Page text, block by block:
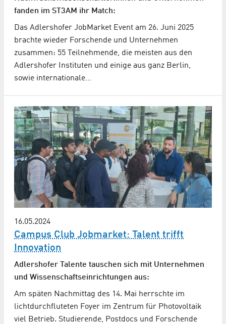
fanden im ST3AM ihr Match:
Das Adlershofer JobMarket Event am 26. Juni 2025
brachte wieder Forschende und Unternehmen
zusammen: 55 Teilnehmende, die meisten aus den
Adlershofer Instituten und einige aus ganz Berlin,
sowie internationale…
16.05.2024
Campus Club Jobmarket: Talent trifft
Innovation
Adlershofer Talente tauschen sich mit Unternehmen
und Wissenschaftseinrichtungen aus:
Am späten Nachmittag des 14. Mai herrschte im
lichtdurchfluteten Foyer im Zentrum für Photovoltaik
viel Betrieb. Studierende, Postdocs und Forschende